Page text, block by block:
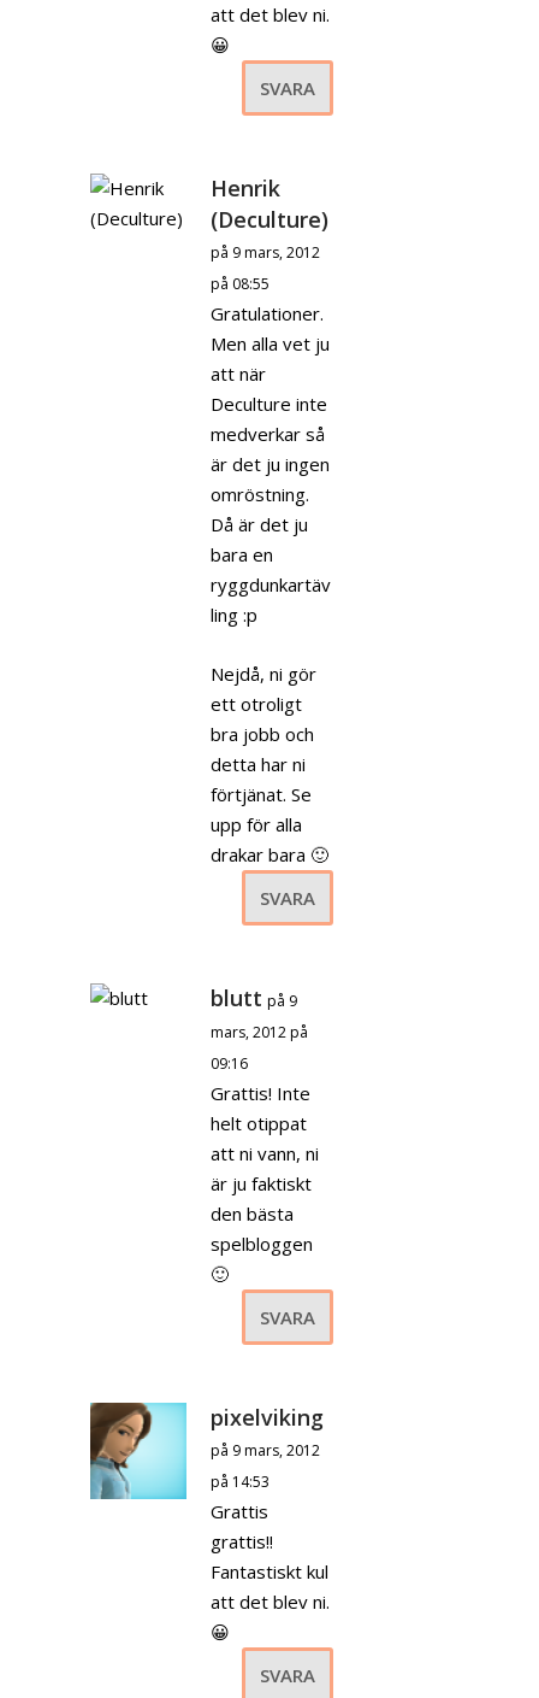
att det blev ni.
😀
SVARA
Henrik
(Deculture)
på 9 mars, 2012
på 08:55
Gratulationer.
Men alla vet ju
att när
Deculture inte
medverkar så
är det ju ingen
omröstning.
Då är det ju
bara en
ryggdunkartäv
ling :p
Nejdå, ni gör
ett otroligt
bra jobb och
detta har ni
förtjänat. Se
upp för alla
drakar bara 🙂
SVARA
blutt på 9
mars, 2012 på
09:16
Grattis! Inte
helt otippat
att ni vann, ni
är ju faktiskt
den bästa
spelbloggen
🙂
SVARA
pixelviking
på 9 mars, 2012
på 14:53
Grattis
grattis!!
Fantastiskt kul
att det blev ni.
😀
SVARA